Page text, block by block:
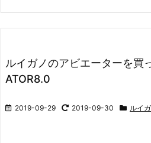
ルイガノのアビエーターを
ATOR8.0
2019-09-29 2019-09-30 ルイ